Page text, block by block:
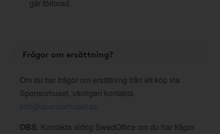
går förlorad.
Frågor om ersättning?
Om du har frågor om ersättning från ett köp via
Sponsorhuset, vänligen kontakta
info@sponsorhuset.se
OBS: Kontakta aldrig SwedOffice om du har frågor